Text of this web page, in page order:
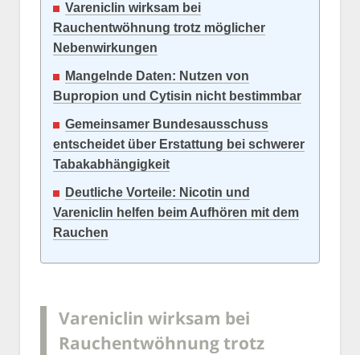
Vareniclin wirksam bei
Rauchentwöhnung trotz möglicher
Nebenwirkungen
Mangelnde Daten: Nutzen von
Bupropion und Cytisin nicht bestimmbar
Gemeinsamer Bundesausschuss
entscheidet über Erstattung bei schwerer
Tabakabhängigkeit
Deutliche Vorteile: Nicotin und
Vareniclin helfen beim Aufhören mit dem
Rauchen
Vareniclin wirksam bei
Rauchentwöhnung trotz